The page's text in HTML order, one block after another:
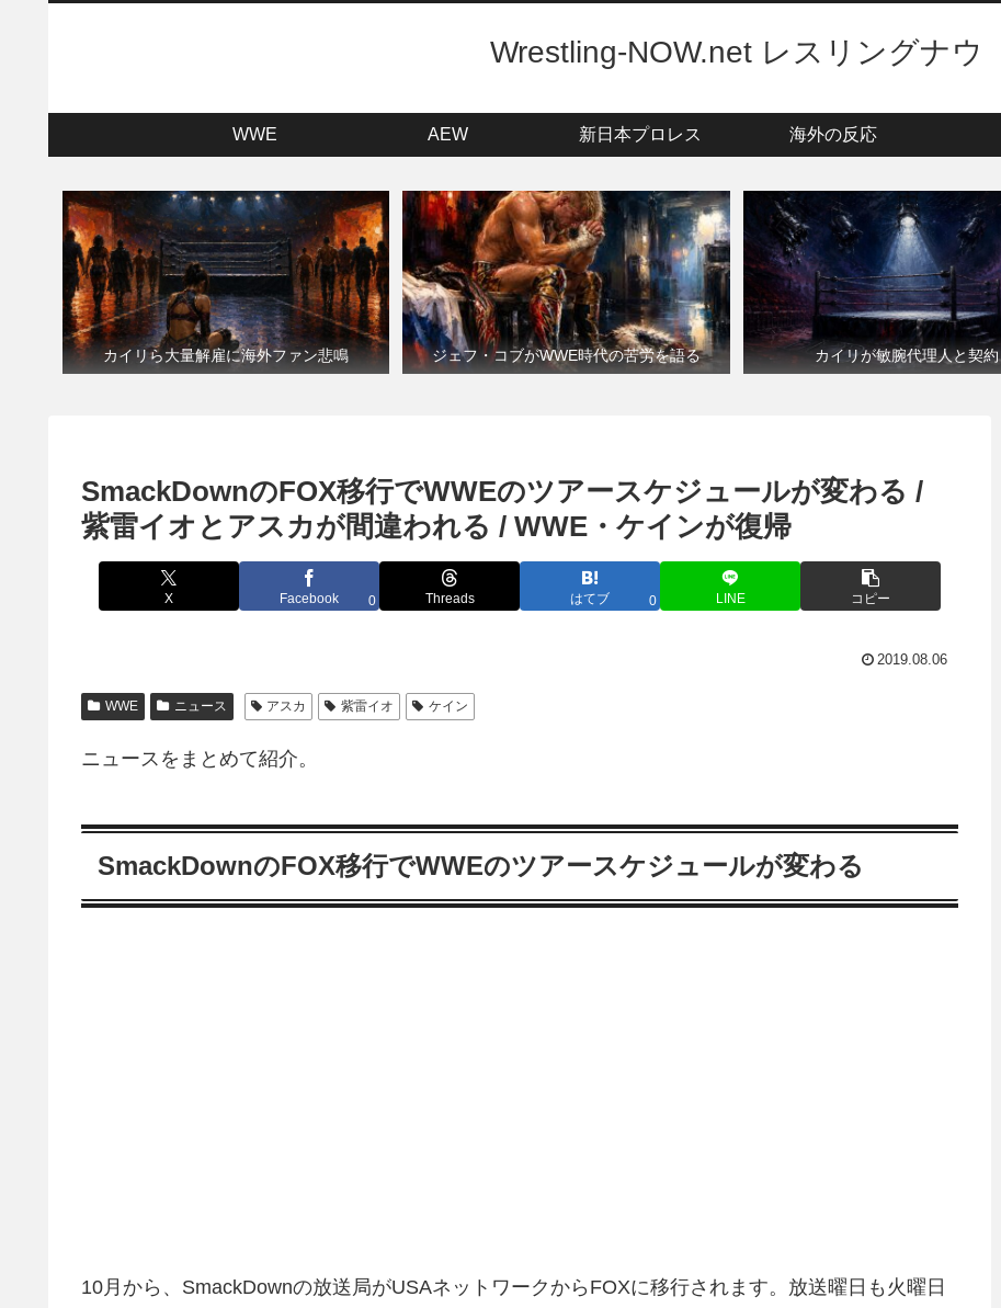
Wrestling-NOW.net レスリングナウ
WWE AEW 新日本プロレス 海外の反応
カイリら大量解雇に海外ファン悲鳴 ジェフ・コブがWWE時代の苦労を語る カイリが敏腕代理人と契約
SmackDownのFOX移行でWWEのツアースケジュールが変わる /
紫雷イオとアスカが間違われる / WWE・ケインが復帰
X Facebook 0 Threads はてブ 0 LINE コピー
2019.08.06
WWE ニュース アスカ 紫雷イオ ケイン
ニュースをまとめて紹介。
SmackDownのFOX移行でWWEのツアースケジュールが変わる
10月から、SmackDownの放送局がUSAネットワークからFOXに移行されます。放送曜日も火曜日